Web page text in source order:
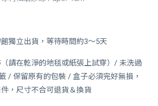
獨立出貨，等待時間約3～5天
請在乾淨的地毯或紙張上試穿）/ 未洗過
/ 保留原有的包裝 / 盒子必須完好無損，
，尺寸不合可退貨＆換貨